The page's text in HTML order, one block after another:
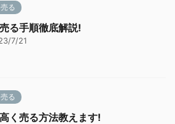
る
る手順徹底解説!
7/21
る
く売る方法教えます!